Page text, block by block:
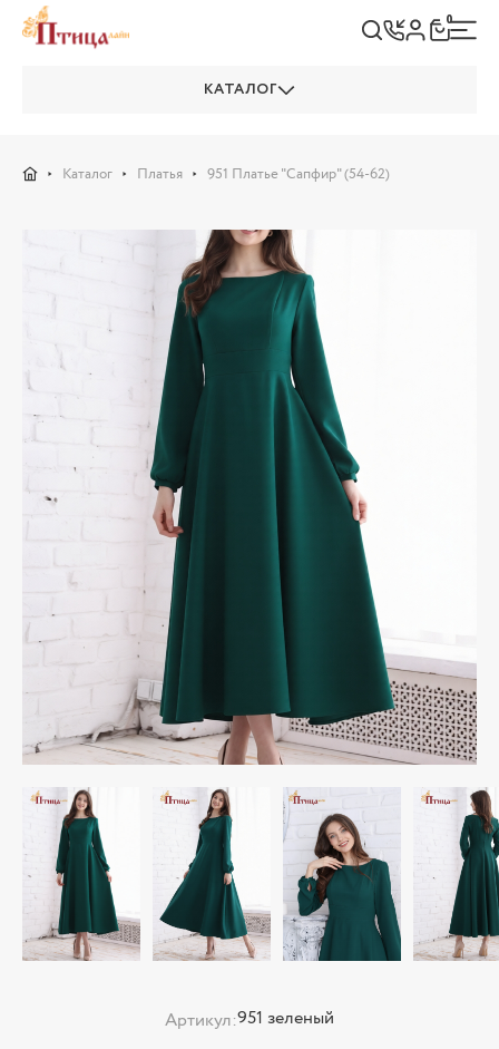
0
КАТАЛОГ
Каталог Платья 951 Платье "Сапфир" (54-62)
Артикул:951 зеленый